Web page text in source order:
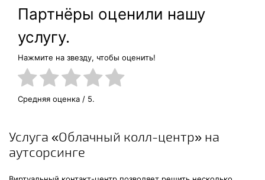
Партнёры оценили нашу
услугу.
Нажмите на звезду, чтобы оценить!
Средняя оценка / 5.
Услуга «Облачный колл-центр» на
аутсорсинге